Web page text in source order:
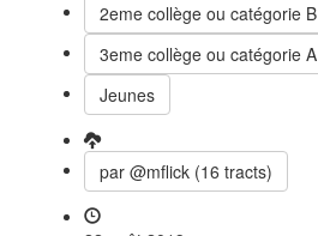
2eme collège ou catégorie B
3eme collège ou catégorie A
Jeunes
par @mflick (16 tracts)